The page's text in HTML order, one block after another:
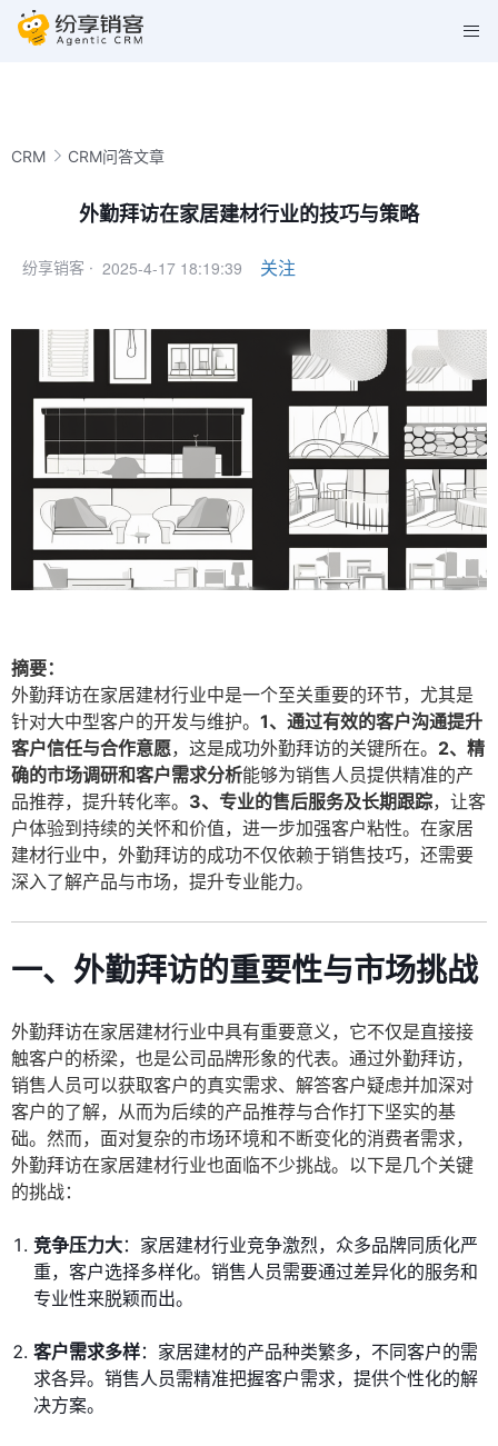
CRM CRM问答文章
外勤拜访在家居建材行业的技巧与策略
纷享销客 · 2025-4-17 18:19:39 关注
摘要：
外勤拜访在家居建材行业中是一个至关重要的环节，尤其是
针对大中型客户的开发与维护。 1、通过有效的客户沟通提升
客户信任与合作意愿，这是成功外勤拜访的关键所在。 2、精
确的市场调研和客户需求分析能够为销售人员提供精准的产
品推荐，提升转化率。 3、专业的售后服务及长期跟踪，让客
户体验到持续的关怀和价值，进一步加强客户粘性。在家居
建材行业中，外勤拜访的成功不仅依赖于销售技巧，还需要
深入了解产品与市场，提升专业能力。
一、外勤拜访的重要性与市场挑战
外勤拜访在家居建材行业中具有重要意义，它不仅是直接接
触客户的桥梁，也是公司品牌形象的代表。通过外勤拜访，
销售人员可以获取客户的真实需求、解答客户疑虑并加深对
客户的了解，从而为后续的产品推荐与合作打下坚实的基
础。然而，面对复杂的市场环境和不断变化的消费者需求，
外勤拜访在家居建材行业也面临不少挑战。以下是几个关键
的挑战：
竞争压力大：家居建材行业竞争激烈，众多品牌同质化严
重，客户选择多样化。销售人员需要通过差异化的服务和
专业性来脱颖而出。
客户需求多样：家居建材的产品种类繁多，不同客户的需
求各异。销售人员需精准把握客户需求，提供个性化的解
决方案。